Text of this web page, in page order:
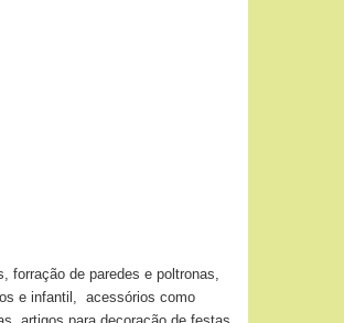
forração de paredes e poltronas,
e infantil, acessórios como